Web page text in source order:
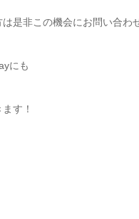
是非この機会にお問い合わ
にも
す！